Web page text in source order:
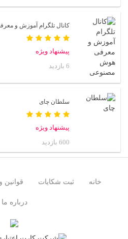
کانال تلگرام آموزش و
پیشنهاد ویژه
6 بازدید
سلطان چای
پیشنهاد ویژه
600 بازدید
خانه ثبت شکایات قوانین
درباره ما